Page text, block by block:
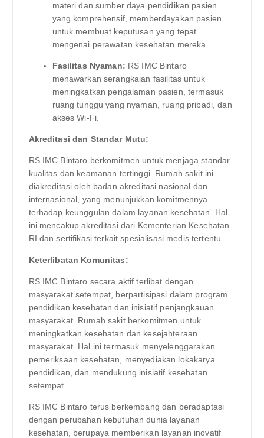
materi dan sumber daya pendidikan pasien
yang komprehensif, memberdayakan pasien
untuk membuat keputusan yang tepat
mengenai perawatan kesehatan mereka.
Fasilitas Nyaman: RS IMC Bintaro
menawarkan serangkaian fasilitas untuk
meningkatkan pengalaman pasien, termasuk
ruang tunggu yang nyaman, ruang pribadi, dan
akses Wi-Fi.
Akreditasi dan Standar Mutu:
RS IMC Bintaro berkomitmen untuk menjaga standar
kualitas dan keamanan tertinggi. Rumah sakit ini
diakreditasi oleh badan akreditasi nasional dan
internasional, yang menunjukkan komitmennya
terhadap keunggulan dalam layanan kesehatan. Hal
ini mencakup akreditasi dari Kementerian Kesehatan
RI dan sertifikasi terkait spesialisasi medis tertentu.
Keterlibatan Komunitas:
RS IMC Bintaro secara aktif terlibat dengan
masyarakat setempat, berpartisipasi dalam program
pendidikan kesehatan dan inisiatif penjangkauan
masyarakat. Rumah sakit berkomitmen untuk
meningkatkan kesehatan dan kesejahteraan
masyarakat. Hal ini termasuk menyelenggarakan
pemeriksaan kesehatan, menyediakan lokakarya
pendidikan, dan mendukung inisiatif kesehatan
setempat.
RS IMC Bintaro terus berkembang dan beradaptasi
dengan perubahan kebutuhan dunia layanan
kesehatan, berupaya memberikan layanan inovatif